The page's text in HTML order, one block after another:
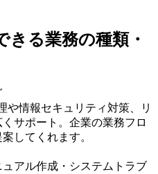
きる業務の種類・
や情報セキュリティ対策、リ
サポート 。企業の業務フロ
案 してくれます。
アル作成・システムトラブ